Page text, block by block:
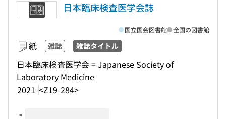
日本臨床検査医学会誌
紙 雑誌 雑誌タイトル
日本臨床検査医学会 = Japanese Society of
Laboratory Medicine
2021-<Z19-284>
国立国会図書館 全国の図書館
このタイトルの巻号